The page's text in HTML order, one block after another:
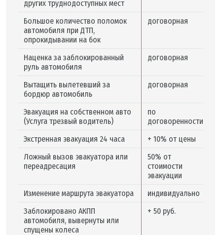
других труднодоступных мест
Большое количество поломок
автомобиля при ДТП,
опрокидывании на бок
договорная
Наценка за заблокированный
руль автомобиля
договорная
Вытащить вылетевший за
бордюр автомобиль
договорная
Эвакуация на собственном авто
(Услуга трезвый водитель)
по
договоренности
Экстренная эвакуация 24 часа
+ 10% от цены
Ложный вызов эвакуатора или
переадресация
50% от
стоимости
эвакуации
Изменение маршрута эвакуатора
индивидуально
Заблокировано АКПП
автомобиля, вывернуты или
спущены колеса
+ 50 руб.